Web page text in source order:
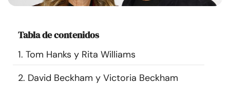
Cursos
Recursos
Comunidad
Tabla de contenidos
1. Tom Hanks y Rita Williams
2. David Beckham y Victoria Beckham